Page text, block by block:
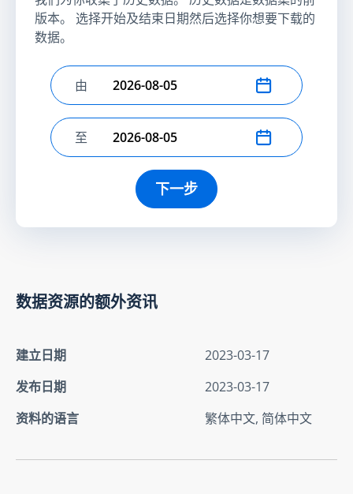
版本。 选择开始及结束日期然后选择你想要下载的
数据。
选择开始日期
由
选择结束日期
至
下一步
数据资源的额外资讯
建立日期
2023-03-17
发布日期
2023-03-17
资料的语言
繁体中文, 简体中文